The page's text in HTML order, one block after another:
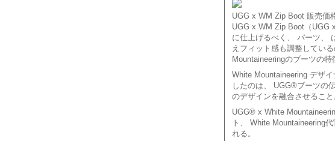
UGG x WM Zip Boot 販売価
UGG x WM Zip Boot（UGG
に仕上げるべく、 パーツ、
えフィット感も調整してい
Mountaineeringのブーツの特
White Mountaineering デザ
したのは、 UGG®︎ブーツの
のデザインを融合させること
UGG®︎ x White
ト、 White Mountaineering
れる。